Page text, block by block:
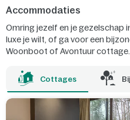
Accommodaties
Omring jezelf en je gezelschap
luxe je wilt, of ga voor een
Woonboot of Avontuur
Cottages